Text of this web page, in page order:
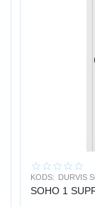
KODS: DURVIS
SOHO 1